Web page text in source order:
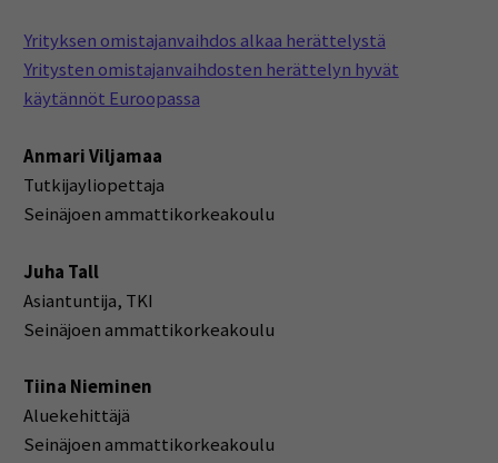
Yrityksen omistajanvaihdos alkaa herättelystä
Yritysten omistajanvaihdosten herättelyn hyvät
käytännöt Euroopassa
Anmari Viljamaa
Tutkijayliopettaja
Seinäjoen ammattikorkeakoulu
Juha Tall
Asiantuntija, TKI
Seinäjoen ammattikorkeakoulu
Tiina Nieminen
Aluekehittäjä
Seinäjoen ammattikorkeakoulu